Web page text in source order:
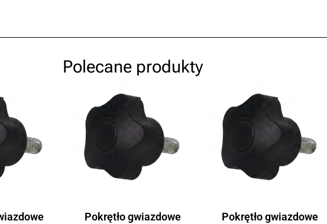
Polecane produkty
Pokrętło gwiazdowe
Pokrętło gwiazdowe